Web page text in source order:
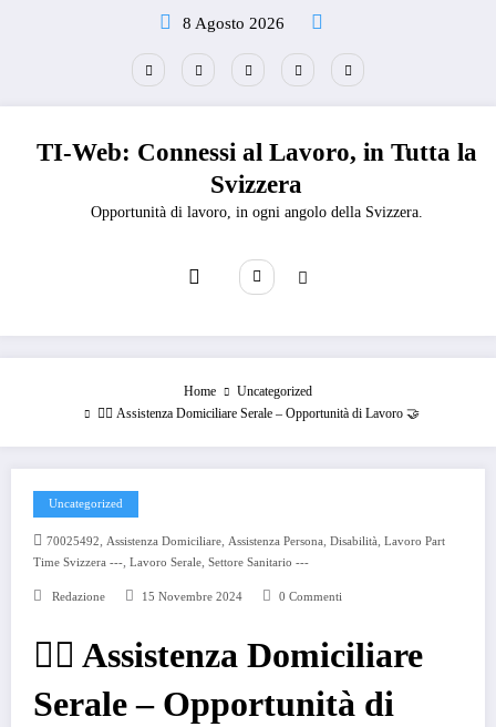
8 Agosto 2026
TI-Web: Connessi al Lavoro, in Tutta la
Svizzera
Opportunità di lavoro, in ogni angolo della Svizzera.
Home
Uncategorized
🧑‍⚕️ Assistenza Domiciliare Serale – Opportunità di Lavoro 🤝
Uncategorized
70025492, Assistenza Domiciliare, Assistenza Persona, Disabilità, Lavoro Part
Time Svizzera ---, Lavoro Serale, Settore Sanitario ---
Redazione 15 Novembre 2024 0 Commenti
🧑‍⚕️ Assistenza Domiciliare
Serale – Opportunità di